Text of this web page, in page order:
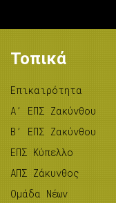
Τοπικά
Επικαιρότητα
A’ ΕΠΣ Ζακύνθου
B’ ΕΠΣ Ζακύνθου
ΕΠΣ Κύπελλο
ΑΠΣ Ζάκυνθος
Ομάδα Νέων